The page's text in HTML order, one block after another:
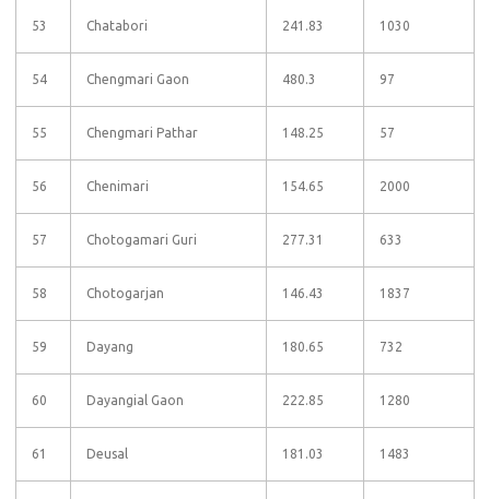
53 Chatabori 241.83 1030
54 Chengmari Gaon 480.3 97
55 Chengmari Pathar 148.25 57
56 Chenimari 154.65 2000
57 Chotogamari Guri 277.31 633
58 Chotogarjan 146.43 1837
59 Dayang 180.65 732
60 Dayangial Gaon 222.85 1280
61 Deusal 181.03 1483